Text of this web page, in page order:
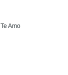
Amo